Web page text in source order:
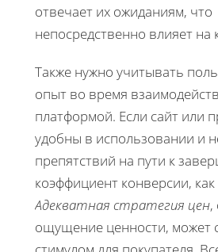
отвечает их ожиданиям, что
непосредственно влияет на
Также нужно учитывать
опыт во время
платформой. Если сайт или
удобны в использовании и
препятствий на пути к
коэффициент конверсии,
Адекватная стратегия цен,
ощущение ценности, может